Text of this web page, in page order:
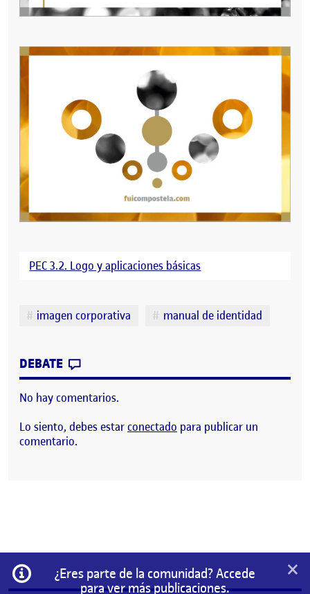
PEC 3.2. Logo y aplicaciones básicas
Etiquetas
imagen corporativa manual de identidad
DEBATE
No hay comentarios.
Lo siento, debes estarconectado para publicar un
comentario.
Información
¿Eres parte de la comunidad? Accede
para ver más publicaciones.
×